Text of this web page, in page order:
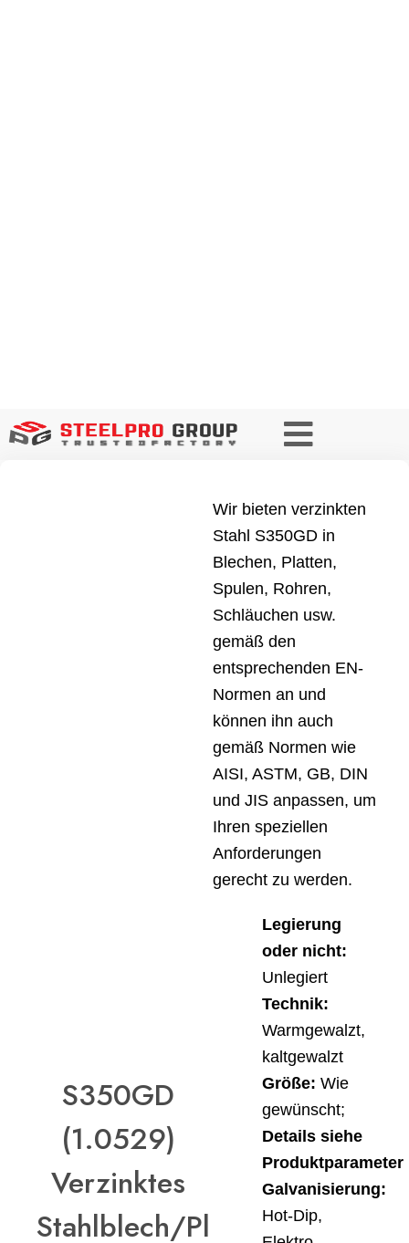
S350GD
(1.0529)
Verzinktes
Stahlblech/Platte
Wir bieten verzinkten
Stahl S350GD in
Blechen, Platten,
Spulen, Rohren,
Schläuchen usw.
gemäß den
entsprechenden EN-
Normen an und
können ihn auch
gemäß Normen wie
AISI, ASTM, GB, DIN
und JIS anpassen, um
Ihren speziellen
Anforderungen
gerecht zu werden.
Legierung
oder nicht:
Unlegiert
Technik:
Warmgewalzt,
kaltgewalzt
Größe: Wie
gewünscht;
Details siehe
Produktparameter
Galvanisierung:
Hot-Dip,